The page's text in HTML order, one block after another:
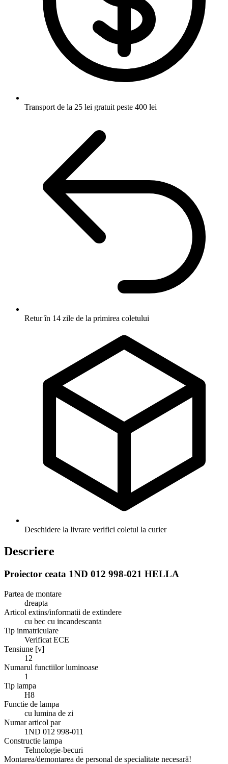
Transport de la 25 lei gratuit peste 400 lei
Retur în 14 zile de la primirea coletului
Deschidere la livrare verifici coletul la curier
Descriere
Proiector ceata 1ND 012 998-021 HELLA
Partea de montare
dreapta
Articol extins/informatii de extindere
cu bec cu incandescanta
Tip inmatriculare
Verificat ECE
Tensiune [v]
12
Numarul functiilor luminoase
1
Tip lampa
H8
Functie de lampa
cu lumina de zi
Numar articol par
1ND 012 998-011
Constructie lampa
Tehnologie-becuri
Montarea/demontarea de personal de specialitate necesară!